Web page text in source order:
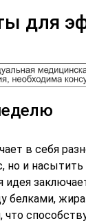
для
в себя
но и
белками,
что